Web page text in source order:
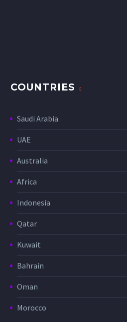
COUNTRIES
Saudi Arabia
UAE
Australia
Africa
Indonesia
Qatar
Kuwait
Bahrain
Oman
Morocco